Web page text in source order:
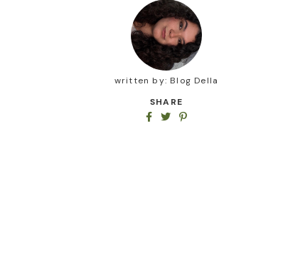
written by: Blog Della
SHARE